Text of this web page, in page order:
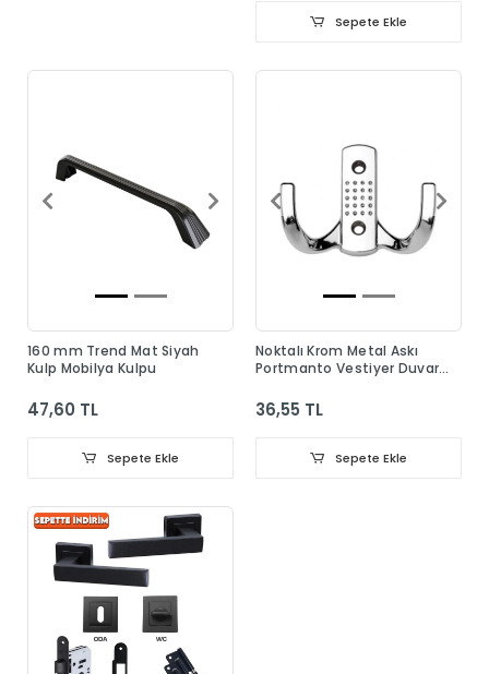
Sepete Ekle
160 mm Trend Mat Siyah
Kulp Mobilya Kulpu
47,60 TL
Sepete Ekle
Noktalı Krom Metal Askı
Portmanto Vestiyer Duvar
36,55 TL
Sepete Ekle